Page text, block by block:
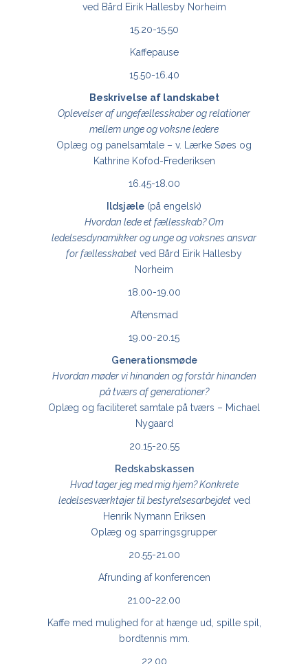
ved Bård Eirik Hallesby Norheim
15.20-15.50
Kaffepause
15.50-16.40
Beskrivelse af landskabet
Oplevelser af ungefællesskaber og relationer
mellem unge og voksne ledere
Oplæg og panelsamtale – v. Lærke Søes og
Kathrine Kofod-Frederiksen
16.45-18.00
Ildsjæle (på engelsk)
Hvordan lede et fællesskab? Om
ledelsesdynamikker og unge og voksnes ansvar
for fællesskabet ved Bård Eirik Hallesby
Norheim
18.00-19.00
Aftensmad
19.00-20.15
Generationsmøde
Hvordan møder vi hinanden og forstår hinanden
på tværs af generationer?
Oplæg og faciliteret samtale på tværs – Michael
Nygaard
20.15-20.55
Redskabskassen
Hvad tager jeg med mig hjem? Konkrete
ledelsesværktøjer til bestyrelsesarbejdetved
Henrik Nymann Eriksen
Oplæg og sparringsgrupper
20.55-21.00
Afrunding af konferencen
21.00-22.00
Kaffe med mulighed for at hænge ud, spille spil,
bordtennis mm.
22.00